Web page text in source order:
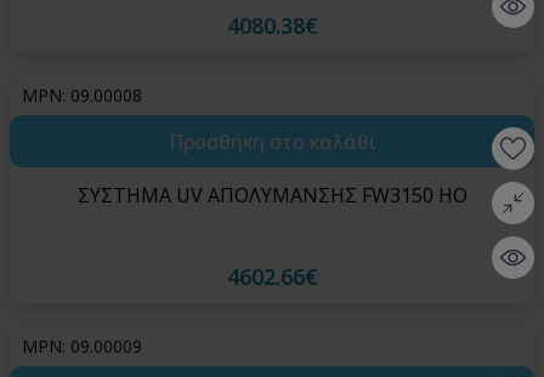
4080.38€
MPN: 09.00008
Quick
Προσθήκη στο καλάθι
ΣΥΣΤΗΜΑ UV ΑΠΟΛΥΜΑΝΣΗΣ FW3150 HO
4602.66€
MPN: 09.00009